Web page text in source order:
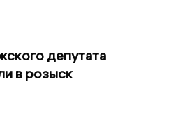
депутата
в розыск